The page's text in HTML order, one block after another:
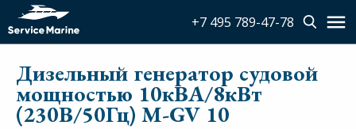
+7 495 789-47-78
Дизельный генератор судовой
мощностью 10кВА/8кВт
(230В/50Гц) M-GV 10